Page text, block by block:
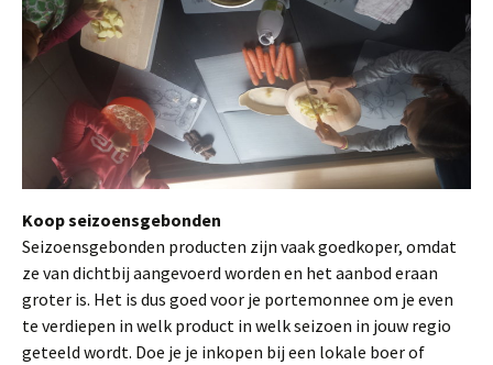
Koop seizoensgebonden
Seizoensgebonden producten zijn vaak goedkoper, omdat
ze van dichtbij aangevoerd worden en het aanbod eraan
groter is. Het is dus goed voor je portemonnee om je even
te verdiepen in welk product in welk seizoen in jouw regio
geteeld wordt. Doe je je inkopen bij een lokale boer of